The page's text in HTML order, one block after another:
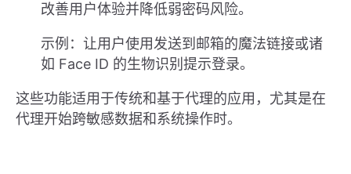
改善用户体验并降低弱密码风险。
示例：让用户使用发送到邮箱的魔法链接或诸
如 Face ID 的生物识别提示登录。
这些功能适用于传统和基于代理的应用，尤其是在
代理开始跨敏感数据和系统操作时。